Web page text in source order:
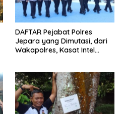
DAFTAR Pejabat Polres
Jepara yang Dimutasi, dari
Wakapolres, Kasat Intel